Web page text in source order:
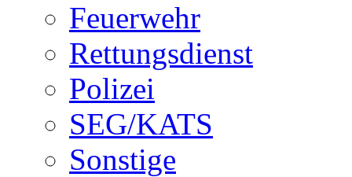
Feuerwehr
Rettungsdienst
Polizei
SEG/KATS
Sonstige